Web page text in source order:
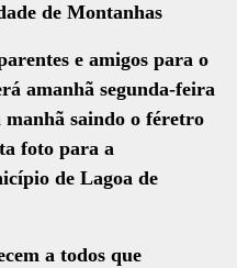
de Montanhas
e amigos para o
amanhã segunda-feira
manhã saindo o féretro
foto para a
de Lagoa de
a todos que